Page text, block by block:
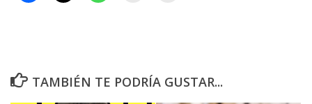
TAMBIÉN TE PODRÍA GUSTAR...